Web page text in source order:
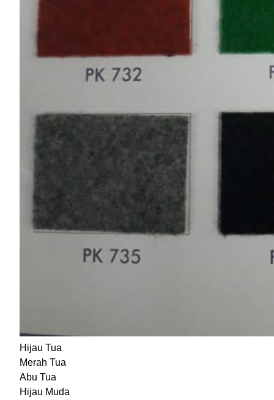
Hijau Tua
Merah Tua
Abu Tua
Hijau Muda